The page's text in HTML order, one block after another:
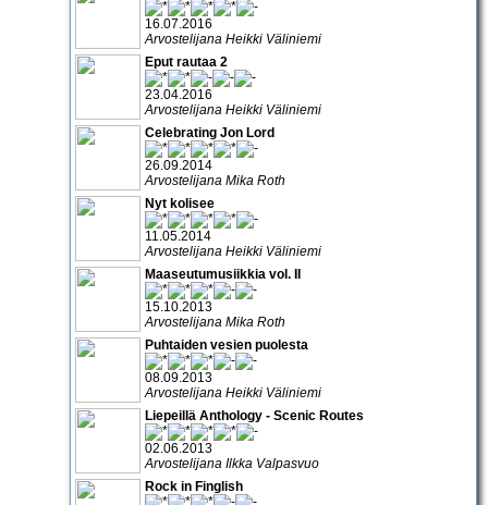
16.07.2016
Arvostelijana Heikki Väliniemi
Eput rautaa 2
23.04.2016
Arvostelijana Heikki Väliniemi
Celebrating Jon Lord
26.09.2014
Arvostelijana Mika Roth
Nyt kolisee
11.05.2014
Arvostelijana Heikki Väliniemi
Maaseutumusiikkia vol. II
15.10.2013
Arvostelijana Mika Roth
Puhtaiden vesien puolesta
08.09.2013
Arvostelijana Heikki Väliniemi
Liepeillä Anthology - Scenic Routes
02.06.2013
Arvostelijana Ilkka Valpasvuo
Rock in Finglish